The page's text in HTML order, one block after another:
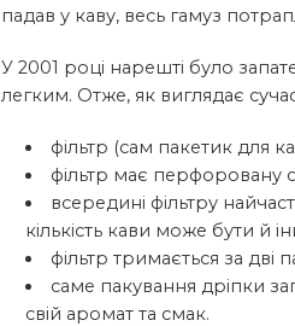
падав у каву, весь гамуз
У 2001 році нарешті було
легким. Отже, як виглядає
фільтр (сам пакетик для
фільтр має перфоровану
всередині фільтру
кількість кави може бути й
фільтр тримається за дві
саме пакування дріпки
свій аромат та смак.